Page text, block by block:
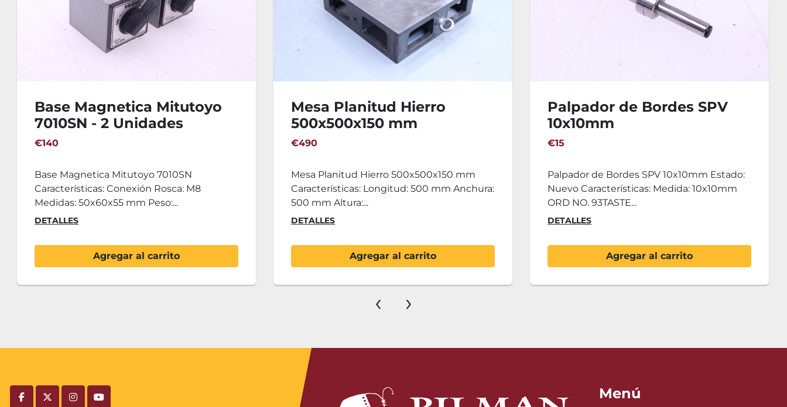
Mesa Planitud Hierro
500x500x150 mm
€490
Mesa Planitud Hierro 500x500x150 mm
Características: Longitud: 500 mm Anchura:
500 mm Altura:...
DETALLES
Agregar al carrito
Palpador de Bordes SPV
10x10mm
€15
Palpador de Bordes SPV 10x10mm Estado:
Nuevo Características: Medida: 10x10mm
ORD NO. 93TASTE...
DETALLES
Agregar al carrito
Refractómetro 0-32% Brix
ATC
€27
Refractómetro 0-32% Brix ATC Incluye: - 1x
Refractómetro Shibuya 0-32% Brix ATC
Característica...
DETALLES
Agregar al carrito
‹ ›
facebooktwitterinstagramyoutube
Menú